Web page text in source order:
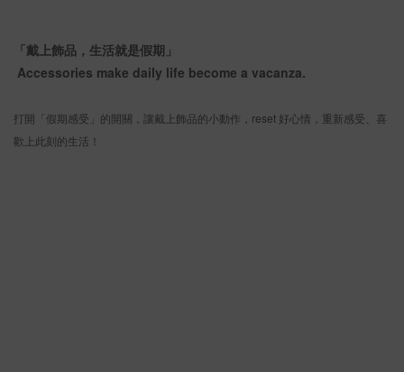
「戴上飾品，生活就是假期」
Accessories make daily life become a vacanza.
打開「假期感受」的開關，讓戴上飾品的小動作，reset 好心情，重新感受、喜
歡上此刻的生活！